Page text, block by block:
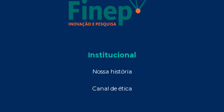
Institucional
Nossa história
Canal de ética